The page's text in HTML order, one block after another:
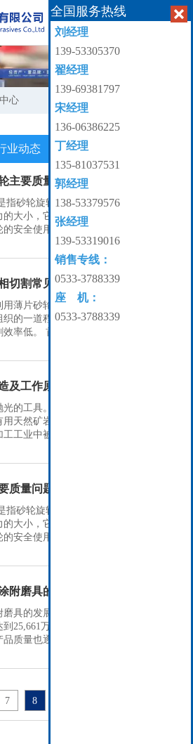

心
业动态 产业知识
主要质量问题及其危害
指砂轮旋转中在离心力作用下抵抗破裂的
大小，它是砂轮制造、使用上的一个十
安全使用，标准将回转强度不合格列为
对设备有危险或不安全的缺陷”。其抽样
数Ac=0，拒收数Rc=1；即抽查10片砂轮
切割常见的问题分析
薄片砂轮或金刚石锯片截断经过研磨抛
现在出现的问题是如何避
轮是否硬度过高
过底就会出现切割效率底，浪费切割
及工作原理介绍
的工具。大部分的磨具是用磨料加上结
天然矿岩直接加工成的天然磨具。磨具
工业中被广泛采用外，还用于粮食加
质量问题及其危害
指砂轮旋转中在离心力作用下抵抗破裂的
大小，它是砂轮制造、使用上的一个十
安全使用，标准将回转强度不合格列为
数Ac=0，拒收数Rc=1；即抽查10片砂轮
附磨具的原布处理
具的发展形势总的来说是很好的，2005
25,661万平方米，产值达到195,001万
质量也逐步提高。但是其技术和质量水
2005年进口涂附磨具总值达到12,100万
7 8
全国服务热线
刘经理
139-53305370
翟经理
139-69381797
宋经理
136-06386225
丁经理
135-81037531
郭经理
138-53379576
张经理
139-53319016
销售专线：
0533-3788339
座 机：
0533-3788339
